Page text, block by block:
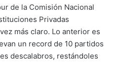
de la Comisión Nacional
Privadas
más claro. Lo anterior es
un record de 10 partidos
descalabros, restándoles